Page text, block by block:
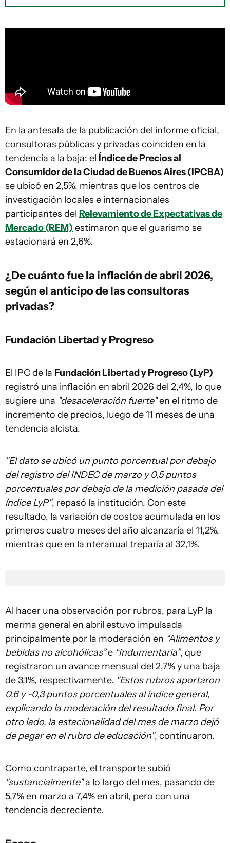
En la antesala de la publicación del informe oficial,
consultoras públicas y privadas coinciden en la
tendencia a la baja: el Índice de Precios al
Consumidor de la Ciudad de Buenos Aires (IPCBA)
se ubicó en 2,5%, mientras que los centros de
investigación locales e internacionales
participantes del Relevamiento de Expectativas de
Mercado (REM) estimaron que el guarismo se
estacionará en 2,6%.
¿De cuánto fue la inflación de abril 2026,
según el anticipo de las consultoras
privadas?
Fundación Libertad y Progreso
El IPC de la Fundación Libertad y Progreso (LyP)
registró una inflación en abril 2026 del 2,4%, lo que
sugiere una "desaceleración fuerte"en el ritmo de
incremento de precios, luego de 11 meses de una
tendencia alcista.
"El dato se ubicó un punto porcentual por debajo
del registro del INDEC de marzo y 0,5 puntos
porcentuales por debajo de la medición pasada del
índice LyP", repasó la institución. Con este
resultado, la variación de costos acumulada en los
primeros cuatro meses del año alcanzaría el 11,2%,
mientras que en la nteranual treparía al 32,1%.
Al hacer una observación por rubros, para LyP la
merma general en abril estuvo impulsada
principalmente por la moderación en “Alimentos y
bebidas no alcohólicas”e “Indumentaria”, que
registraron un avance mensual del 2,7% y una baja
de 3,1%, respectivamente. "Estos rubros aportaron
0,6 y -0,3 puntos porcentuales al índice general,
explicando la moderación del resultado final. Por
otro lado, la estacionalidad del mes de marzo dejó
de pegar en el rubro de educación", continuaron.
Como contraparte, el transporte subió
"sustancialmente"a lo largo del mes, pasando de
5,7% en marzo a 7,4% en abril, pero con una
tendencia decreciente.